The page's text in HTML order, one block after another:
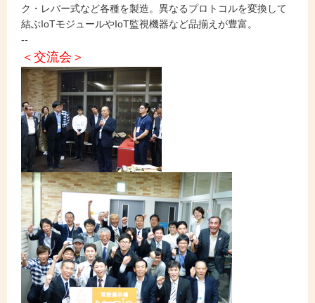
ク・レバー式など各種を製造。異なるプロトコルを変換して
結ぶIoTモジュールやIoT監視機器など品揃えが豊富。
--
＜交流会＞